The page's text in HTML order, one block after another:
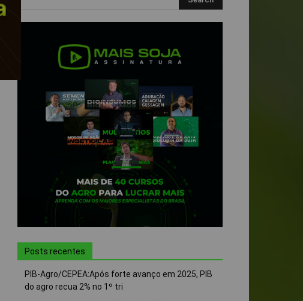
Posts recentes
PIB-Agro/CEPEA:Após forte avanço em 2025, PIB
do agro recua 2% no 1º tri